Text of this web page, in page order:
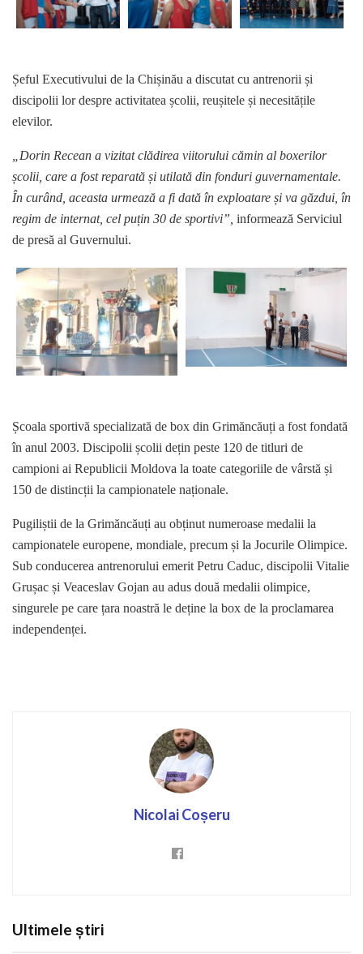
Șeful Executivului de la Chișinău a discutat cu antrenorii și
discipolii lor despre activitatea școlii, reușitele și necesitățile
elevilor.
„Dorin Recean a vizitat clădirea viitorului cămin al boxerilor
școlii, care a fost reparată și utilată din fonduri guvernamentale.
În curând, aceasta urmează a fi dată în exploatare și va găzdui, în
regim de internat, cel puțin 30 de sportivi”, informează Serviciul
de presă al Guvernului.
Școala sportivă specializată de box din Grimăncăuți a fost fondată
în anul 2003. Discipolii școlii dețin peste 120 de titluri de
campioni ai Republicii Moldova la toate categoriile de vârstă și
150 de distincții la campionatele naționale.
Pugiliștii de la Grimăncăuți au obținut numeroase medalii la
campionatele europene, mondiale, precum și la Jocurile Olimpice.
Sub conducerea antrenorului emerit Petru Caduc, discipolii Vitalie
Grușac și Veaceslav Gojan au adus două medalii olimpice,
singurele pe care țara noastră le deține la box de la proclamarea
independenței.
Nicolai Coșeru
Ultimele știri